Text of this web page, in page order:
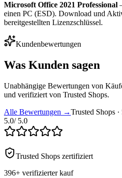
Microsoft Office 2021 Professional
einen PC (ESD). Download und
bereitgestellten Lizenzschlüssel.
Kundenbewertungen
Was Kunden sagen
Unabhängige Bewertungen von
und verifiziert von Trusted Shops.
Alle Bewertungen →Trusted Shops
5.0/ 5.0
Trusted Shops zertifiziert
396+ verifizierter kauf